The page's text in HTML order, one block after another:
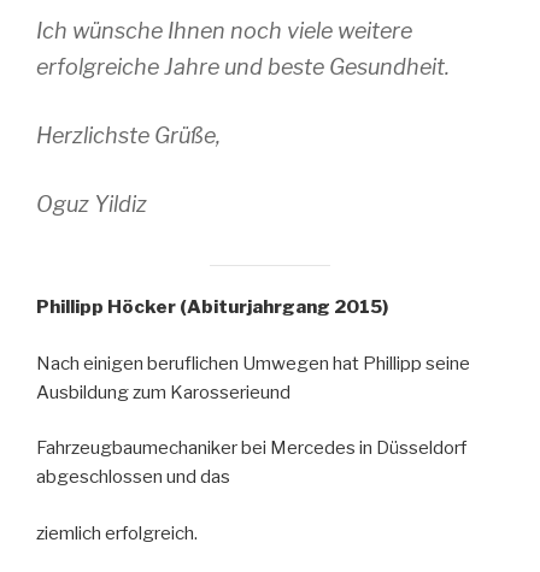
Ich wünsche Ihnen noch viele weitere
erfolgreiche Jahre und beste Gesundheit.
Herzlichste Grüße,
Oguz Yildiz
Phillipp Höcker (Abiturjahrgang 2015)
Nach einigen beruflichen Umwegen hat Phillipp seine
Ausbildung zum Karosserieund
Fahrzeugbaumechaniker bei Mercedes in Düsseldorf
abgeschlossen und das
ziemlich erfolgreich.